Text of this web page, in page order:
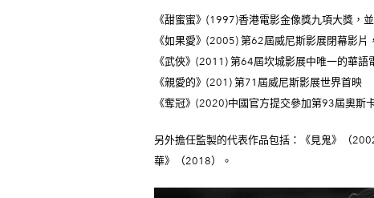
《甜蜜蜜》(1997)香港電影金像獎九項大獎，
《如果愛》(2005) 第62屆威尼斯影展閉幕影
《武俠》(2011) 第64屆坎城影展中唯一的華語
《親愛的》(201) 第71屆威尼斯影展世界首映
《奪冠》(2020)中國官方提交參加第93屆奧斯
另外擔任監製的代表作品包括：《見鬼》（
華》（2018）。